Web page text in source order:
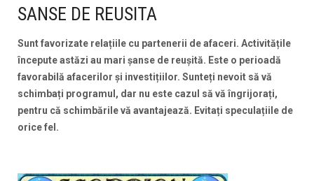
SANSE DE REUSITA
Sunt favorizate relațiile cu partenerii de afaceri. Activitățile
începute astăzi au mari șanse de reușită. Este o perioadă
favorabilă afacerilor și investițiilor. Sunteți nevoit să vă
schimbați programul, dar nu este cazul să vă îngrijorați,
pentru că schimbările vă avantajează. Evitați speculațiile de
orice fel.